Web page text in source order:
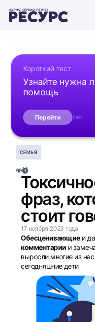
ЖУРНАЛ СЕРВИСА PSYPSY
Короткий тест
Узнайте нужна
помощь
Перейти 5 min
СЕМЬЯ
фраз,
стоит
17 ноября 2023 года
Обесценивающиеи
комментарии и
выросли многие из
сегодняшние дети